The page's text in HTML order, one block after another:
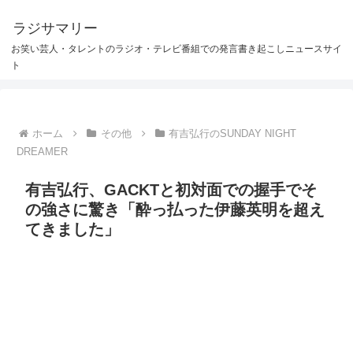
ラジサマリー
お笑い芸人・タレントのラジオ・テレビ番組での発言書き起こしニュースサイ
ト
ホーム その他
有吉弘行のSUNDAY NIGHT
DREAMER
有吉弘行、GACKTと初対面での握手でそ
の強さに驚き「酔っ払った伊藤英明を超え
てきました」